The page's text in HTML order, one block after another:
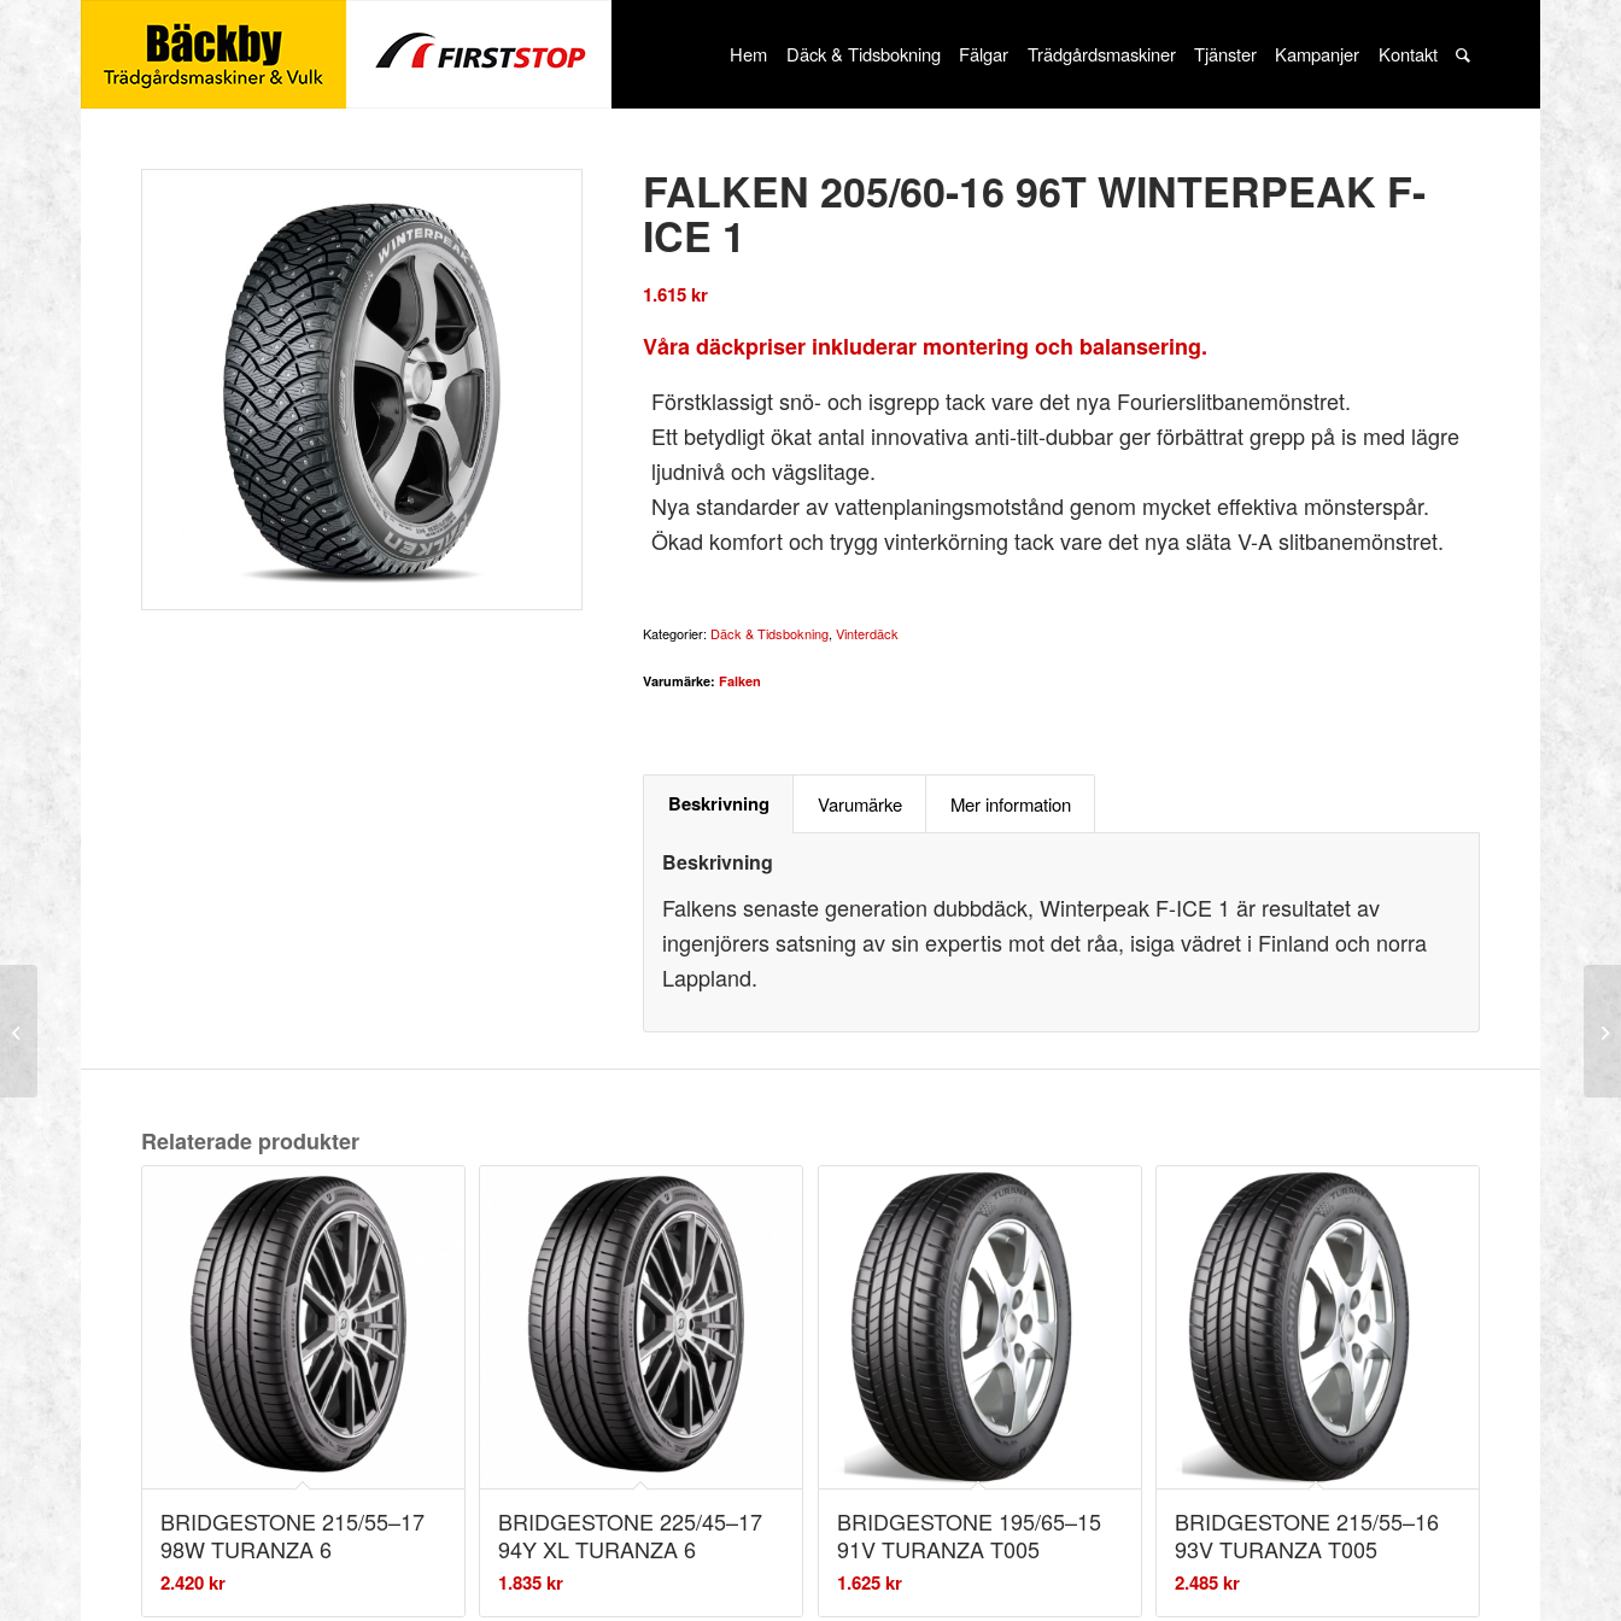
Hem Däck & Tidsbokning Fälgar Trädgårdsmaskiner Tjänster Kampanjer Kontakt
FALKEN 205/60-16 96T WINTERPEAK F-
ICE 1
1.615kr
Våra däckpriser inkluderar montering och balansering.
Förstklassigt snö- och isgrepp tack vare det nya Fourierslitbanemönstret.
Ett betydligt ökat antal innovativa anti-tilt-dubbar ger förbättrat grepp på is med lägre
ljudnivå och vägslitage.
Nya standarder av vattenplaningsmotstånd genom mycket effektiva mönsterspår.
Ökad komfort och trygg vinterkörning tack vare det nya släta V-A slitbanemönstret.
Kategorier: Däck & Tidsbokning,Vinterdäck
Varumärke:Falken
Beskrivning Varumärke Mer information
Beskrivning
Falkens senaste generation dubbdäck, Winterpeak F-ICE 1 är resultatet av
ingenjörers satsning av sin expertis mot det råa, isiga vädret i Finland och norra
Lappland.
Relaterade produkter
BRIDGESTONE 215/55–17
98W TURANZA 6
2.420kr
BRIDGESTONE 225/45–17
94Y XL TURANZA 6
1.835kr
BRIDGESTONE 195/65–15
91V TURANZA T005
1.625kr
BRIDGESTONE 215/55–16
93V TURANZA T005
2.485kr